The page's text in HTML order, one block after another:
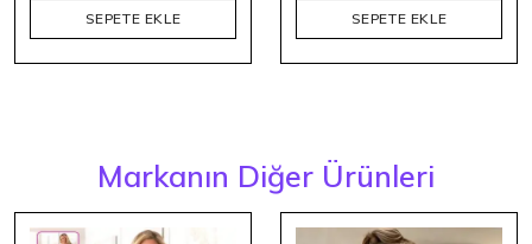
SEPETE EKLE SEPETE EKLE
Markanın Diğer Ürünleri